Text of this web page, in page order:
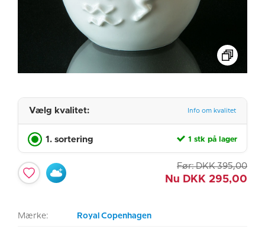
Vælg kvalitet: Info om kvalitet
1. sortering 1 stk på lager
Før: DKK 395,00
Nu DKK 295,00
Mærke: Royal Copenhagen